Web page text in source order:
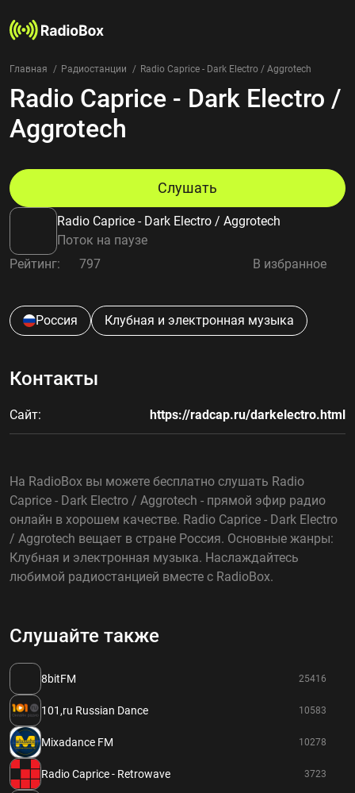
Радиостанции
Жанры
Страны
Избранное
Добавить радиостанцию
Контакты
Главная Радиостанции Radio Caprice - Dark Electro / Aggrotech
Radio Caprice - Dark Electro /
Aggrotech
Radio Caprice - Dark Electro / Aggrotech
Поток на паузе
Слушать
Рейтинг: 797 В избранное
Россия Клубная и электронная музыка
Контакты
Сайт: https://radcap.ru/darkelectro.html
На RadioBox вы можете бесплатно слушать Radio
Caprice - Dark Electro / Aggrotech - прямой эфир радио
онлайн в хорошем качестве. Radio Caprice - Dark Electro
/ Aggrotech вещает в стране Россия. Основные жанры:
Клубная и электронная музыка. Наслаждайтесь
любимой радиостанцией вместе с RadioBox.
Слушайте также
8bitFM 25416
101,ru Russian Dance 10583
Mixadance FM 10278
Radio Caprice - Retrowave 3723